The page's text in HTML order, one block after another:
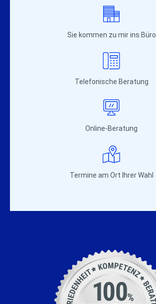
Sie kommen zu mir ins Büro
Telefonische Beratung
Online-Beratung
Termine am Ort Ihrer Wahl